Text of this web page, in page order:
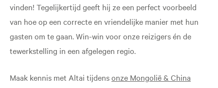
vinden! Tegelijkertijd geeft hij ze een perfect voorbeeld
van hoe op een correcte en vriendelijke manier met hun
gasten om te gaan. Win-win voor onze reizigers én de
tewerkstelling in een afgelegen regio.
Maak kennis met Altai tijdensonze Mongolië & China